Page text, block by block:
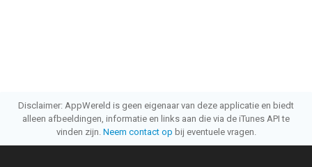
Disclaimer: AppWereld is geen eigenaar van deze applicatie en biedt
alleen afbeeldingen, informatie en links aan die via de iTunes API te
vinden zijn. Neem contact op bij eventuele vragen.